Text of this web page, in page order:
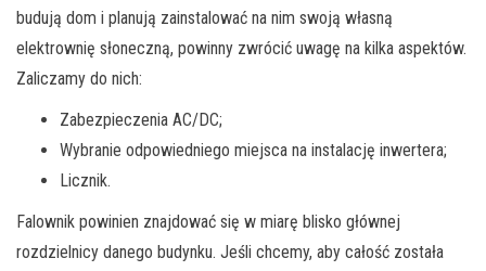
budują dom i planują zainstalować na nim swoją własną
elektrownię słoneczną, powinny zwrócić uwagę na kilka aspektów.
Zaliczamy do nich:
Zabezpieczenia AC/DC;
Wybranie odpowiedniego miejsca na instalację inwertera;
Licznik.
Falownik powinien znajdować się w miarę blisko głównej
rozdzielnicy danego budynku. Jeśli chcemy, aby całość została